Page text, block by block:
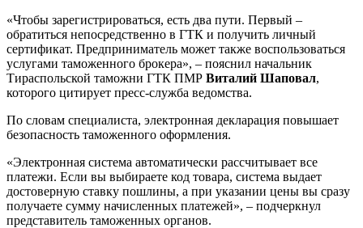
«Чтобы зарегистрироваться, есть два пути. Первый –
обратиться непосредственно в ГТК и получить личный
сертификат. Предприниматель может также воспользоваться
услугами таможенного брокера», – пояснил начальник
Тираспольской таможни ГТК ПМР Виталий Шаповал,
которого цитирует пресс-служба ведомства.
По словам специалиста, электронная декларация повышает
безопасность таможенного оформления.
«Электронная система автоматически рассчитывает все
платежи. Если вы выбираете код товара, система выдает
достоверную ставку пошлины, а при указании цены вы сразу
получаете сумму начисленных платежей», – подчеркнул
представитель таможенных органов.